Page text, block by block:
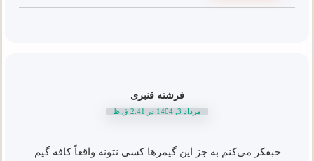
فرشته قنبری
مرداد 3, 1404 در 2:41 ق.ظ
خبفکر می‌کنم به جز این گیمرها کسی نتونه واقعاً کافه گیم